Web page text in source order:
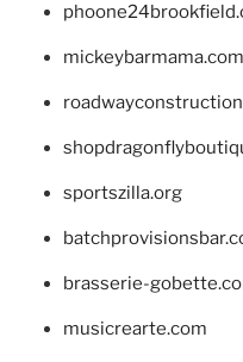
mickeybarmama.com
sportszilla.org
brasserie-
musicrearte.com